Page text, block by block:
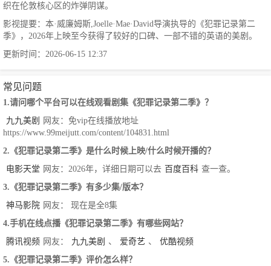
织在伦敦核心区的炸弹阴谋。
影视提要：本·威廉姆斯,Joelle·Mae·David导演执导的《犯罪记录第二
季》，2026年上映至今获得了较好的口碑、一部不错的英语的美剧。
更新时间：2026-06-15 12:37
常见问题
1.请问哪个平台可以在线观看剧集《犯罪记录第二季》？
九九美剧
网友：免vip在线播放地址
https://www.99meijutt.com/content/104831.html
2.《犯罪记录第二季》是什么时候上映/什么时候开播的？
电影天堂 网友：2026年，详细日期可以去 百度百科 查一查。
3.《犯罪记录第二季》有多少集/版本？
神马影院 网友： 现在是全8集
4.手机在线点播《犯罪记录第二季》有哪些网站？
腾讯视频 网友： 九九美剧 、 爱奇艺 、
优酷视频
5.《犯罪记录第二季》评价怎么样？